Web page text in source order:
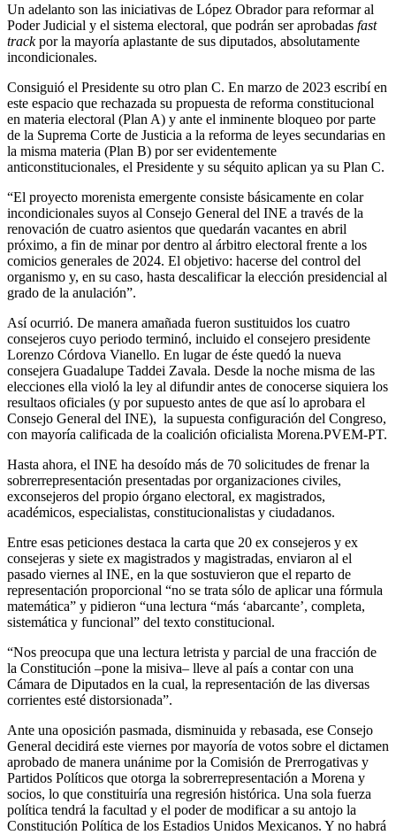
Un adelanto son las iniciativas de López Obrador para reformar al
Poder Judicial y el sistema electoral, que podrán ser aprobadas fast
trackpor la mayoría aplastante de sus diputados, absolutamente
incondicionales.
Consiguió el Presidente su otro plan C. En marzo de 2023 escribí en
este espacio que rechazada su propuesta de reforma constitucional
en materia electoral (Plan A) y ante el inminente bloqueo por parte
de la Suprema Corte de Justicia a la reforma de leyes secundarias en
la misma materia (Plan B) por ser evidentemente
anticonstitucionales, el Presidente y su séquito aplican ya su Plan C.
“El proyecto morenista emergente consiste básicamente en colar
incondicionales suyos al Consejo General del INE a través de la
renovación de cuatro asientos que quedarán vacantes en abril
próximo, a fin de minar por dentro al árbitro electoral frente a los
comicios generales de 2024. El objetivo: hacerse del control del
organismo y, en su caso, hasta descalificar la elección presidencial al
grado de la anulación”.
Así ocurrió. De manera amañada fueron sustituidos los cuatro
consejeros cuyo periodo terminó, incluido el consejero presidente
Lorenzo Córdova Vianello. En lugar de éste quedó la nueva
consejera Guadalupe Taddei Zavala. Desde la noche misma de las
elecciones ella violó la ley al difundir antes de conocerse siquiera los
resultaos oficiales (y por supuesto antes de que así lo aprobara el
Consejo General del INE), la supuesta configuración del Congreso,
con mayoría calificada de la coalición oficialista Morena.PVEM-PT.
Hasta ahora, el INE ha desoído más de 70 solicitudes de frenar la
sobrerrepresentación presentadas por organizaciones civiles,
exconsejeros del propio órgano electoral, ex magistrados,
académicos, especialistas, constitucionalistas y ciudadanos.
Entre esas peticiones destaca la carta que 20 ex consejeros y ex
consejeras y siete ex magistrados y magistradas, enviaron al el
pasado viernes al INE, en la que sostuvieron que el reparto de
representación proporcional “no se trata sólo de aplicar una fórmula
matemática” y pidieron “una lectura “más ‘abarcante’, completa,
sistemática y funcional” del texto constitucional.
“Nos preocupa que una lectura letrista y parcial de una fracción de
la Constitución –pone la misiva– lleve al país a contar con una
Cámara de Diputados en la cual, la representación de las diversas
corrientes esté distorsionada”.
Ante una oposición pasmada, disminuida y rebasada, ese Consejo
General decidirá este viernes por mayoría de votos sobre el dictamen
aprobado de manera unánime por la Comisión de Prerrogativas y
Partidos Políticos que otorga la sobrerrepresentación a Morena y
socios, lo que constituiría una regresión histórica. Una sola fuerza
política tendrá la facultad y el poder de modificar a su antojo la
Constitución Política de los Estadios Unidos Mexicanos. Y no habrá